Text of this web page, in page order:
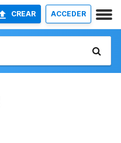
CREAR ACCEDER